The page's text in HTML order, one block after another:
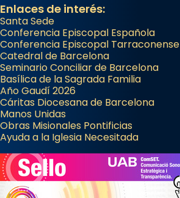
Enlaces de interés:
Santa Sede
Conferencia Episcopal Española
Conferencia Episcopal Tarraconense
Catedral de Barcelona
Seminario Conciliar de Barcelona
Basílica de la Sagrada Familia
Año Gaudí 2026
Cáritas Diocesana de Barcelona
Manos Unidas
Obras Misionales Pontificias
Ayuda a la Iglesia Necesitada